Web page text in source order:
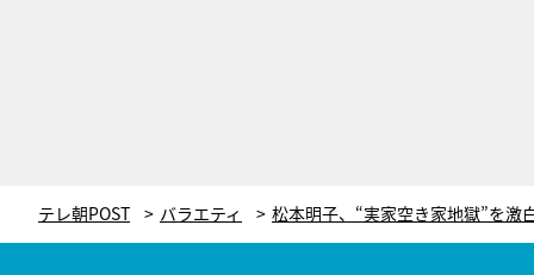
テレ朝POST バラエティ